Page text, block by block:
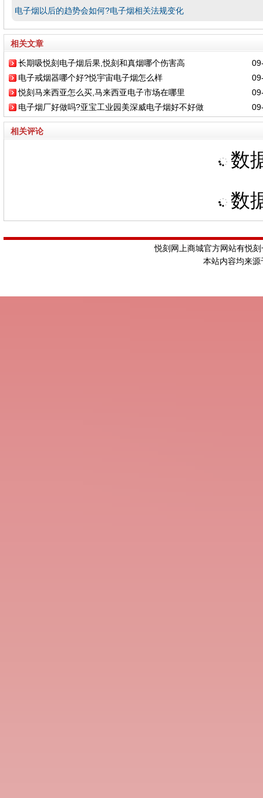
电子烟以后的趋势会如何?电子烟相关法规变化
相关文章
长期吸悦刻电子烟后果,悦刻和真烟哪个伤害高
电子戒烟器哪个好?悦宇宙电子烟怎么样
悦刻马来西亚怎么买,马来西亚电子市场在哪里
电子烟厂好做吗?亚宝工业园美深威电子烟好不好做
相关评论
数
数
悦刻网上商城官方网站有悦
本站内容均来